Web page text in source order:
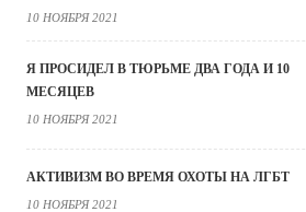
10 НОЯБРЯ 2021
Я ПРОСИДЕЛ В ТЮРЬМЕ ДВА ГОДА И 10
МЕСЯЦЕВ
10 НОЯБРЯ 2021
АКТИВИЗМ ВО ВРЕМЯ ОХОТЫ НА ЛГБТ
10 НОЯБРЯ 2021